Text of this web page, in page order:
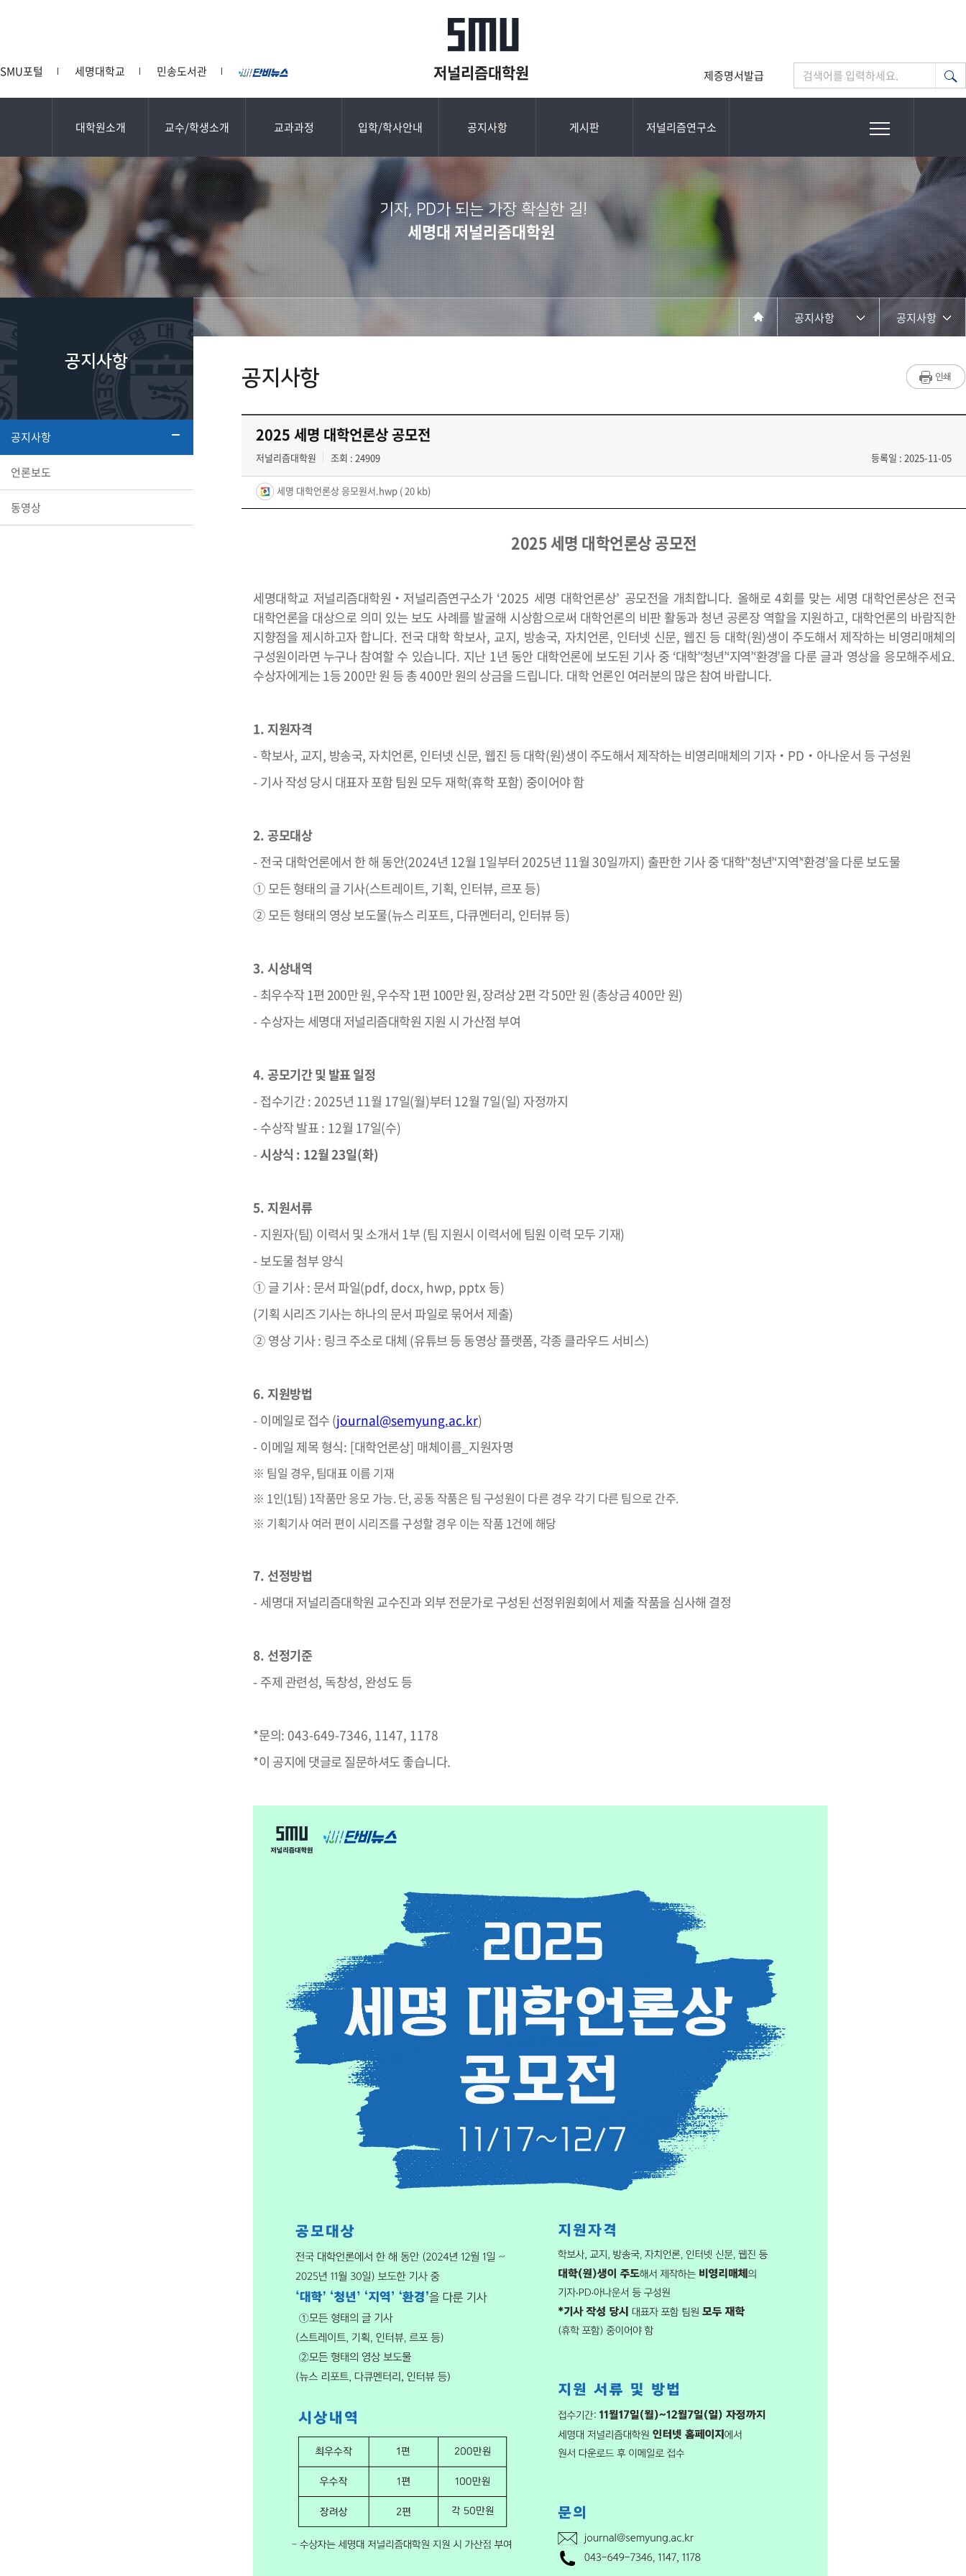
저널리즘대학원
SMU포털 세명대학교 민송도서관 제증명서발급 검색어를 입력하세요.
대학원소개 교수/학생소개 교과과정 입학/학사안내 공지사항 게시판 저널리즘연구소
기자, PD가 되는 가장 확실한 길!
세명대 저널리즘대학원
공지사항
공지사항
언론보도
동영상
공지사항
교과과정
공지사항
언론보도
동영상
공지사항
2025 세명 대학언론상 공모전
저널리즘대학원 조회 : 24909 등록일 : 2025-11-05
세명 대학언론상 응모원서.hwp ( 20 kb)
2025 세명 대학언론상 공모전
세명대학교 저널리즘대학원 ‧ 저널리즘연구소가 ‘2025 세명 대학언론상’ 공모전을 개최합니다. 올해로4회를 맞는 세명 대학언론상은 전국
대학언론을 대상으로 의미 있는 보도 사례를 발굴해 시상함으로써 대학언론의 비판 활동과 청년 공론장 역할을 지원하고, 대학언론의 바람직한
지향점을 제시하고자 합니다. 전국 대학학보사, 교지, 방송국, 자치언론, 인터넷 신문, 웹진 등 대학(원)생이 주도해서 제작하는 비영리매체의
구성원이라면 누구나 참여할 수 있습니다. 지난 1년 동안 대학언론에 보도된 기사 중 ‘대학’‘청년’‘지역’‘환경’을 다룬 글과 영상을 응모해주세요.
수상자에게는1등200만 원 등 총400만 원의 상금을 드립니다. 대학 언론인 여러분의 많은 참여 바랍니다.
1. 지원자격
-학보사, 교지, 방송국, 자치언론, 인터넷 신문, 웹진 등 대학(원)생이 주도해서 제작하는 비영리매체의 기자‧ PD ‧ 아나운서 등 구성원
-기사 작성 당시 대표자 포함 팀원 모두 재학(휴학 포함) 중이어야 함
2.공모대상
-전국 대학언론에서 한 해 동안(2024년 12월 1일부터2025년 11월30일까지) 출판한 기사중‘대학’‘청년’‘지역’‘환경’을다룬 보도물
①모든 형태의 글 기사(스트레이트, 기획, 인터뷰, 르포 등)
②모든 형태의 영상 보도물(뉴스 리포트, 다큐멘터리, 인터뷰 등)
3.시상내역
-최우수작1편200만 원,우수작1편 100만 원,장려상2편 각50만 원 (총상금400만 원)
-수상자는 세명대 저널리즘대학원 지원 시 가산점 부여
4.공모기간 및 발표 일정
-접수기간: 2025년 11월 17일(월)부터 12월 7일(일) 자정까지
-수상작 발표: 12월 17일(수)
-시상식 : 12월23일(화)
5. 지원서류
-지원자(팀) 이력서 및 소개서 1부(팀 지원시 이력서에 팀원 이력 모두 기재)
-보도물 첨부 양식
①글 기사: 문서 파일(pdf, docx, hwp, pptx 등)
(기획 시리즈 기사는 하나의 문서 파일로 묶어서 제출)
②영상 기사: 링크 주소로 대체 (유튜브 등 동영상 플랫폼, 각종 클라우드 서비스)
6. 지원방법
-이메일로 접수(journal@semyung.ac.kr)
-이메일 제목 형식: [대학언론상] 매체이름 지원자명
※ 팀일 경우, 팀대표 이름 기재
※ 1인(1팀) 1작품만 응모 가능. 단, 공동 작품은 팀 구성원이 다른 경우 각기 다른 팀으로 간주.
※ 기획기사 여러 편이 시리즈를 구성할 경우 이는 작품 1건에 해당
7. 선정방법
-세명대 저널리즘대학원 교수진과 외부 전문가로 구성된 선정위원회에서 제출 작품을 심사해 결정
8. 선정기준
-주제 관련성, 독창성, 완성도 등
*문의: 043-649-7346, 1147, 1178
*이 공지에 댓글로 질문하셔도 좋습니다.